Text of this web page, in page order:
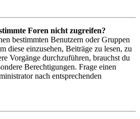
Foren nicht zugreifen?
bestimmten Benutzern oder Gruppen
diese einzusehen, Beiträge zu lesen, zu
Vorgänge durchzuführen, brauchst du
Berechtigungen. Frage einen
nach entsprechenden